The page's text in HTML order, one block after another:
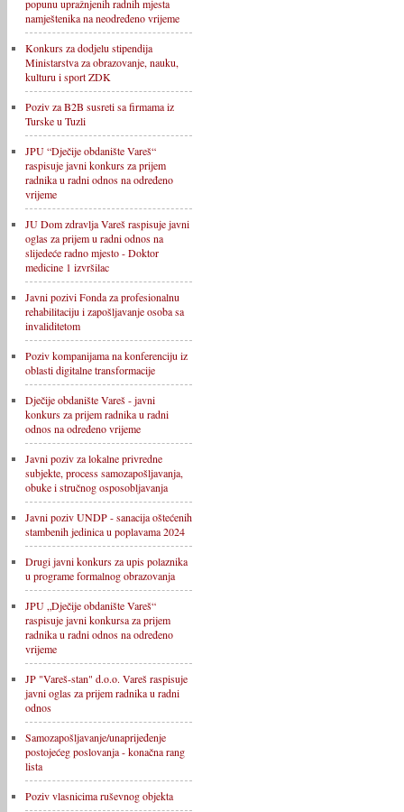
popunu upražnjenih radnih mjesta
namještenika na neodređeno vrijeme
Konkurs za dodjelu stipendija
Ministarstva za obrazovanje, nauku,
kulturu i sport ZDK
Poziv za B2B susreti sa firmama iz
Turske u Tuzli
JPU “Dječije obdanište Vareš“
raspisuje javni konkurs za prijem
radnika u radni odnos na određeno
vrijeme
JU Dom zdravlja Vareš raspisuje javni
oglas za prijem u radni odnos na
slijedeće radno mjesto - Doktor
medicine 1 izvršilac
Javni pozivi Fonda za profesionalnu
rehabilitaciju i zapošljavanje osoba sa
invaliditetom
Poziv kompanijama na konferenciju iz
oblasti digitalne transformacije
Dječije obdanište Vareš - javni
konkurs za prijem radnika u radni
odnos na određeno vrijeme
Javni poziv za lokalne privredne
subjekte, process samozapošljavanja,
obuke i stručnog osposobljavanja
Javni poziv UNDP - sanacija oštećenih
stambenih jedinica u poplavama 2024
Drugi javni konkurs za upis polaznika
u programe formalnog obrazovanja
JPU „Dječije obdanište Vareš“
raspisuje javni konkursa za prijem
radnika u radni odnos na određeno
vrijeme
JP "Vareš-stan" d.o.o. Vareš raspisuje
javni oglas za prijem radnika u radni
odnos
Samozapošljavanje/unaprijeđenje
postojećeg poslovanja - konačna rang
lista
Poziv vlasnicima ruševnog objekta